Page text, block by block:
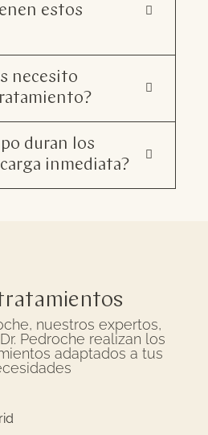
estos
necesito
duran los
inmediata?
nuestros expertos,
Pedroche realizan los
adaptados a tus